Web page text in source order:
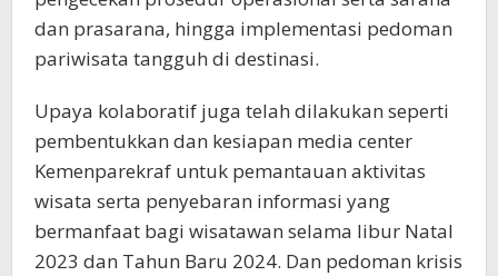
dan prasarana, hingga implementasi pedoman
pariwisata tangguh di destinasi.
Upaya kolaboratif juga telah dilakukan seperti
pembentukkan dan kesiapan media center
Kemenparekraf untuk pemantauan aktivitas
wisata serta penyebaran informasi yang
bermanfaat bagi wisatawan selama libur Natal
2023 dan Tahun Baru 2024. Dan pedoman krisis